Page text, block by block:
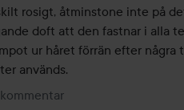
rosigt, åtminstone inte på
doft att den fastnar i alla
ur håret förrän efter några
används.
kommentar